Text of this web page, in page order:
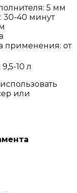
5 мм
30-40 минут
применения: от
10 л
или